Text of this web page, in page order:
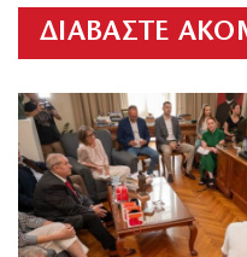
ΔΙΑΒΑΣΤΕ